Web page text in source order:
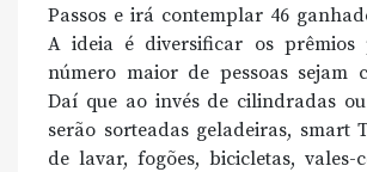
Passos e irá contemplar 46
A ideia é diversificar os prêmios
número maior de pessoas sejam
Daí que ao invés de cilindradas
serão sorteadas geladeiras, smart
de lavar, fogões, bicicletas, vales-